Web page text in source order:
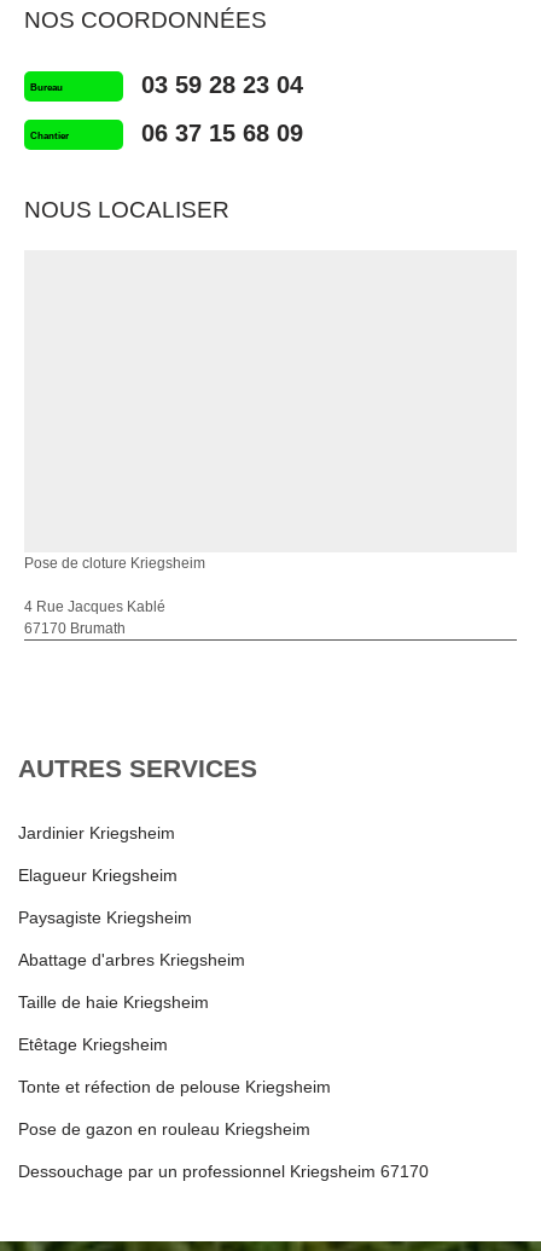
NOS COORDONNÉES
Bureau 03 59 28 23 04
Chantier 06 37 15 68 09
NOUS LOCALISER
Pose de cloture Kriegsheim
4 Rue Jacques Kablé
67170 Brumath
AUTRES SERVICES
Jardinier Kriegsheim
Elagueur Kriegsheim
Paysagiste Kriegsheim
Abattage d'arbres Kriegsheim
Taille de haie Kriegsheim
Etêtage Kriegsheim
Tonte et réfection de pelouse Kriegsheim
Pose de gazon en rouleau Kriegsheim
Dessouchage par un professionnel Kriegsheim 67170